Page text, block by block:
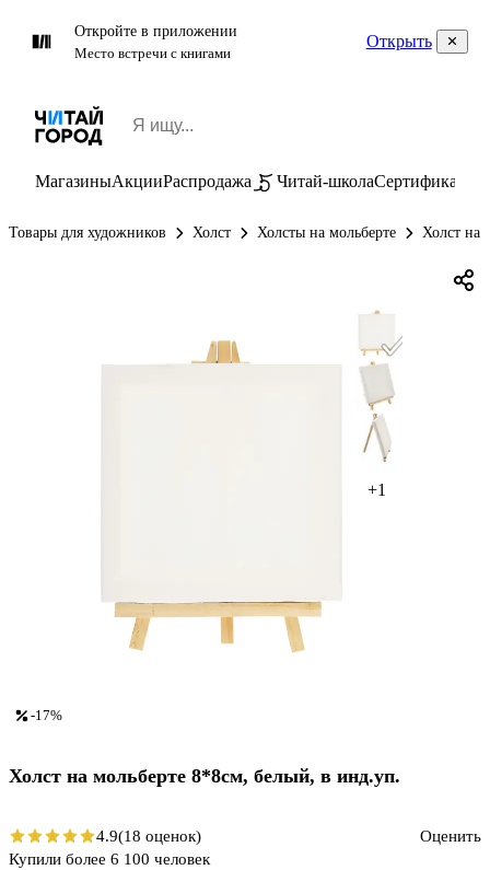
Откройте в приложении
Место встречи с книгами
Открыть
МагазиныАкцииРаспродажа Читай-школаСертификаты
Товары для художников Холст Холсты на мольберте Холст на
+1
-17%
Холст на мольберте 8*8см, белый, в инд.уп.
4.9(18 оценок)
Оценить
Купили более 6 100 человек